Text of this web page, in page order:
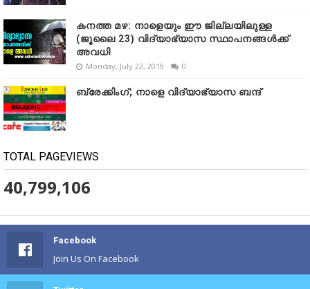
കനത്ത മഴ: നാളെയും ഈ ജില്ലയിലുള്ള
(ജൂലൈ 23) വിദ്യാഭ്യാസ സ്ഥാപനങ്ങൾക്ക്
അവധി
Monday, July 22, 2019 0
ബ്രേക്കിംഗ്; നാളെ വിദ്യാഭ്യാസ ബന്ദ്
TOTAL PAGEVIEWS
40,799,106
Facebook
Join Us On Facebook